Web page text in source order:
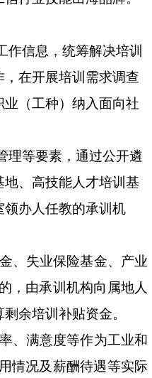
信息，统筹解决培训
在开展培训需求调查
业（工种）纳入面向社
理等要素，通过公开遴
、高技能人才培训基
办人任教的承训机
、失业保险基金、产业
，由承训机构向属地人
余培训补贴资金。
、满意度等作为工业和
情况及薪酬待遇等实际